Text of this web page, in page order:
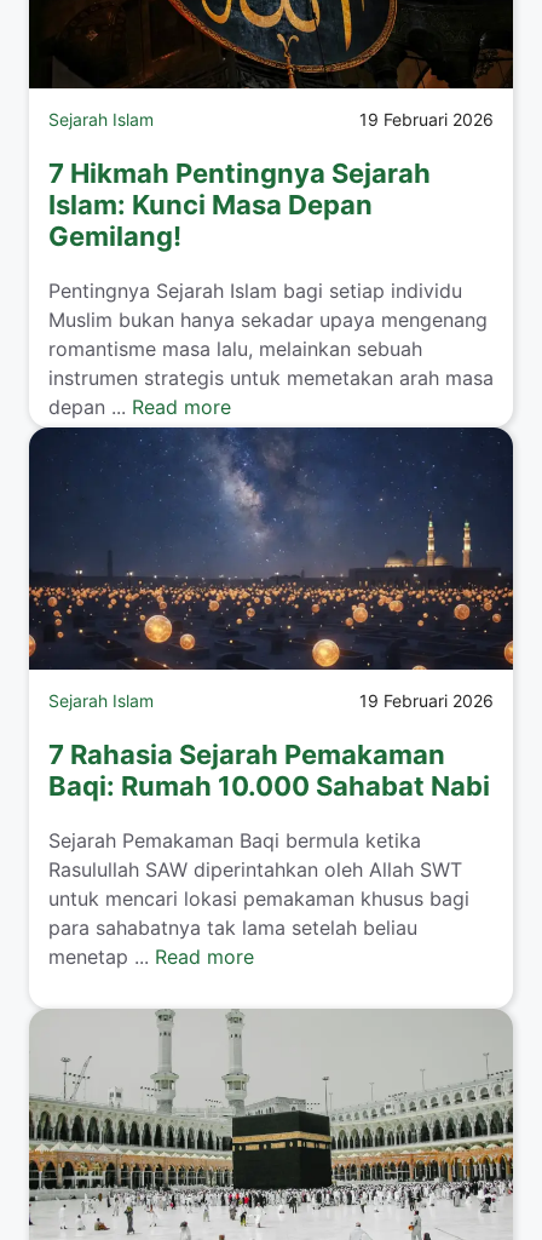
Sejarah Islam 19 Februari 2026
7 Hikmah Pentingnya Sejarah
Islam: Kunci Masa Depan
Gemilang!
Pentingnya Sejarah Islam bagi setiap individu
Muslim bukan hanya sekadar upaya mengenang
romantisme masa lalu, melainkan sebuah
instrumen strategis untuk memetakan arah masa
depan ... Read more
Sejarah Islam 19 Februari 2026
7 Rahasia Sejarah Pemakaman
Baqi: Rumah 10.000 Sahabat Nabi
Sejarah Pemakaman Baqi bermula ketika
Rasulullah SAW diperintahkan oleh Allah SWT
untuk mencari lokasi pemakaman khusus bagi
para sahabatnya tak lama setelah beliau
menetap ... Read more